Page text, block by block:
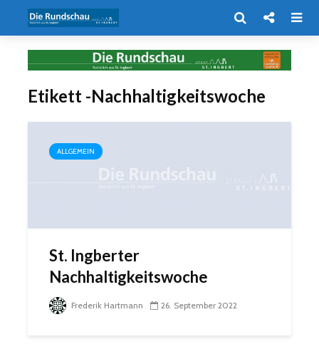
Etikett -Nachhaltigkeitswoche
ALLGEMEIN
St. Ingberter
Nachhaltigkeitswoche
Frederik Hartmann 26. September 2022